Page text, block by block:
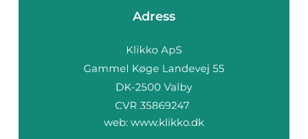
Adress
web: www.klikko.dk